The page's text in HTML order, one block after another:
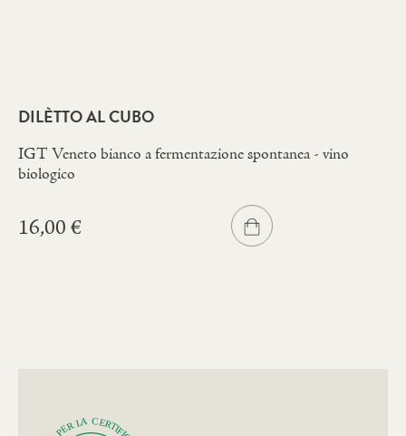
DILÈTTO AL CUBO
IGT Veneto bianco a fermentazione spontanea - vino
biologico
16,00€